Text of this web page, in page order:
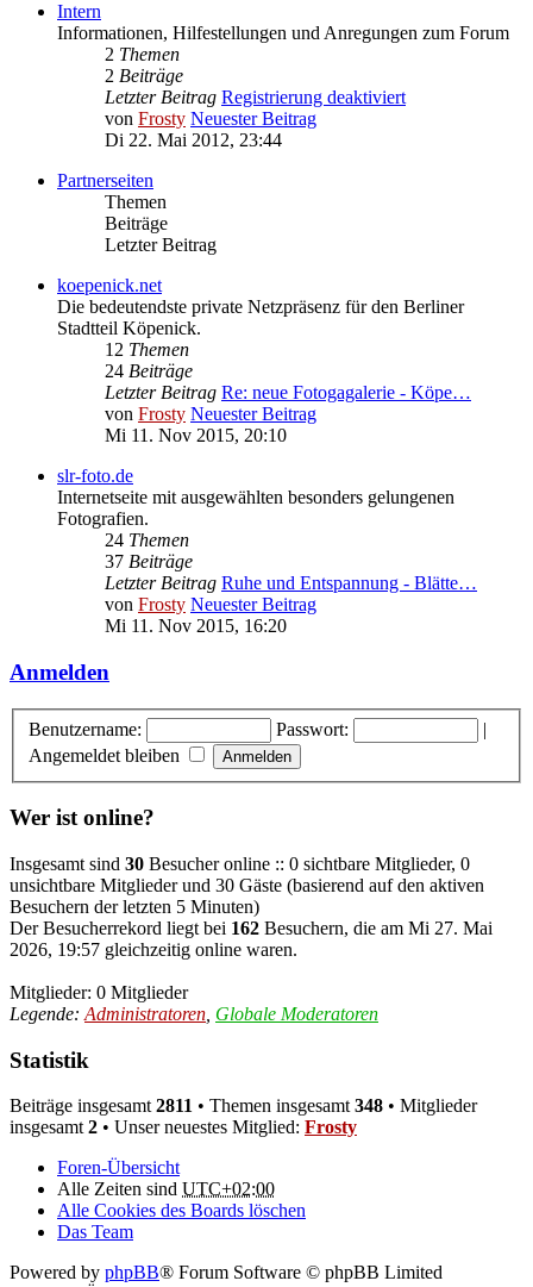
Intern
Informationen, Hilfestellungen und Anregungen zum Forum
2 Themen
2 Beiträge
Letzter Beitrag Registrierung deaktiviert
von Frosty Neuester Beitrag
Di 22. Mai 2012, 23:44
Partnerseiten
Themen
Beiträge
Letzter Beitrag
koepenick.net
Die bedeutendste private Netzpräsenz für den Berliner
Stadtteil Köpenick.
12 Themen
24 Beiträge
Letzter Beitrag Re: neue Fotogagalerie - Köpe…
von Frosty Neuester Beitrag
Mi 11. Nov 2015, 20:10
slr-foto.de
Internetseite mit ausgewählten besonders gelungenen
Fotografien.
24 Themen
37 Beiträge
Letzter Beitrag Ruhe und Entspannung - Blätte…
von Frosty Neuester Beitrag
Mi 11. Nov 2015, 16:20
Anmelden
Benutzername: Passwort:
|
Angemeldet bleiben
Wer ist online?
Insgesamt sind 30 Besucher online :: 0 sichtbare Mitglieder, 0
unsichtbare Mitglieder und 30 Gäste (basierend auf den aktiven
Besuchern der letzten 5 Minuten)
Der Besucherrekord liegt bei 162 Besuchern, die am Mi 27. Mai
2026, 19:57 gleichzeitig online waren.
Mitglieder: 0 Mitglieder
Legende: Administratoren Globale Moderatoren
Statistik
Beiträge insgesamt 2811 • Themen insgesamt 348 • Mitglieder
insgesamt 2 • Unser neuestes Mitglied: Frosty
Foren-Übersicht
Alle Zeiten sind UTC+02:00
Alle Cookies des Boards löschen
Das Team
Powered by phpBB® Forum Software © phpBB Limited